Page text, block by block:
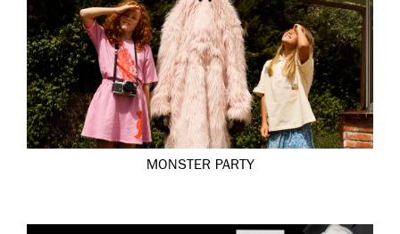
MONSTER PARTY